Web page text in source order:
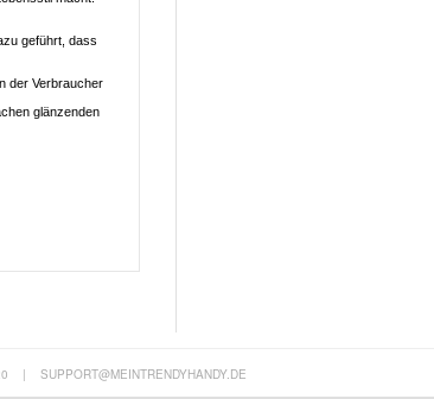
geführt, dass
der Verbraucher
glänzenden
| SUPPORT@MEINTRENDYHANDY.DE